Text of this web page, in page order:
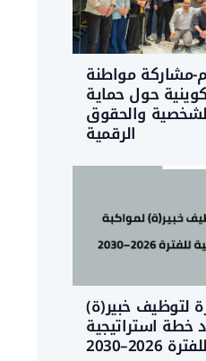
مواطنة
حول حماية
والحقوق
الرقمية
لتوظيف خبير(ة)
خطة استراتيجية
للفترة 2026–2030